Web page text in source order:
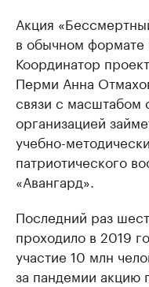
Акция
в обычном формате
Координатор
Перми Анна
связи с масштабом
организацией
учебно-
патриотического
«Авангард».
Последний раз
проходило в 2019
участие 10 млн
за пандемии акцию